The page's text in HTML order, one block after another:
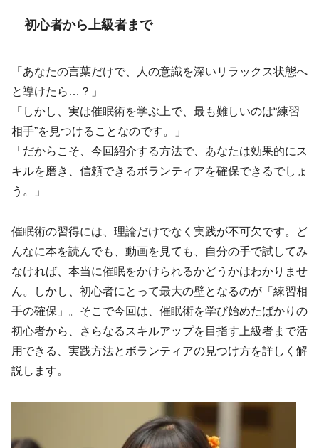
初心者から上級者まで
「あなたの言葉だけで、人の意識を深いリラックス状態へ
と導けたら…？」
「しかし、実は催眠術を学ぶ上で、最も難しいのは“練習
相手”を見つけることなのです。」
「だからこそ、今回紹介する方法で、あなたは効果的にス
キルを磨き、信頼できるボランティアを確保できるでしょ
う。」
催眠術の習得には、理論だけでなく実践が不可欠です。ど
んなに本を読んでも、動画を見ても、自分の手で試してみ
なければ、本当に催眠をかけられるかどうかはわかりませ
ん。しかし、初心者にとって最大の壁となるのが「練習相
手の確保」。そこで今回は、催眠術を学び始めたばかりの
初心者から、さらなるスキルアップを目指す上級者まで活
用できる、実践方法とボランティアの見つけ方を詳しく解
説します。